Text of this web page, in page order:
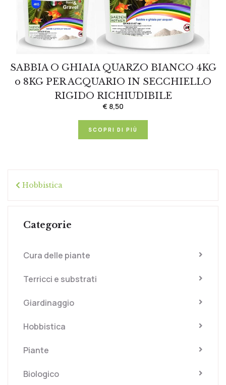
Hobbistica
Categorie
Cura delle piante
Terricci e substrati
Giardinaggio
Hobbistica
Piante
Biologico
SABBIA O GHIAIA QUARZO BIANCO 4KG
o 8KG PER ACQUARIO IN SECCHIELLO
RIGIDO RICHIUDIBILE
€ 8,50
SCOPRI DI PIÙ